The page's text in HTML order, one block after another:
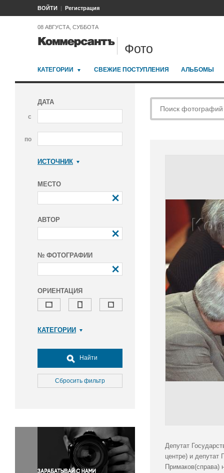
ВОЙТИ Регистрация
08 АВГУСТА, СУББОТА
Фото
КАТЕГОРИИ СВЕЖИЕ ПОСТУПЛЕНИЯ АЛЬБОМЫ
ДАТА
с
по
ИСТОЧНИК
МЕСТО
АВТОР
№ ФОТОГРАФИИ
ОРИЕНТАЦИЯ
КАТЕГОРИИ
Досуг, туризм и отдых
Культура
Медицина
Окружающая среда
Политика
Правосудие
Происшествия и конфликты
Найти
Сбросить фильтр
Депутат
центре) и
Примаков(справа)